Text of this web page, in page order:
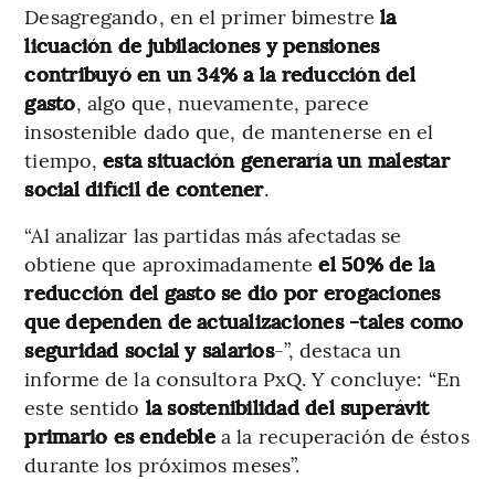
Desagregando, en el primer bimestre la
licuación de jubilaciones y pensiones
contribuyó en un 34% a la reducción del
gasto, algo que, nuevamente, parece
insostenible dado que, de mantenerse en el
tiempo,esta situación generaría un malestar
social difícil de contener.
“Al analizar las partidas más afectadas se
obtiene que aproximadamente el 50% de la
reducción del gasto se dio por erogaciones
que dependen de actualizaciones -tales como
seguridad social y salarios-”, destaca un
informe de la consultora PxQ. Y concluye: “En
este sentido la sostenibilidad del superávit
primario es endeblea la recuperación de éstos
durante los próximos meses”.